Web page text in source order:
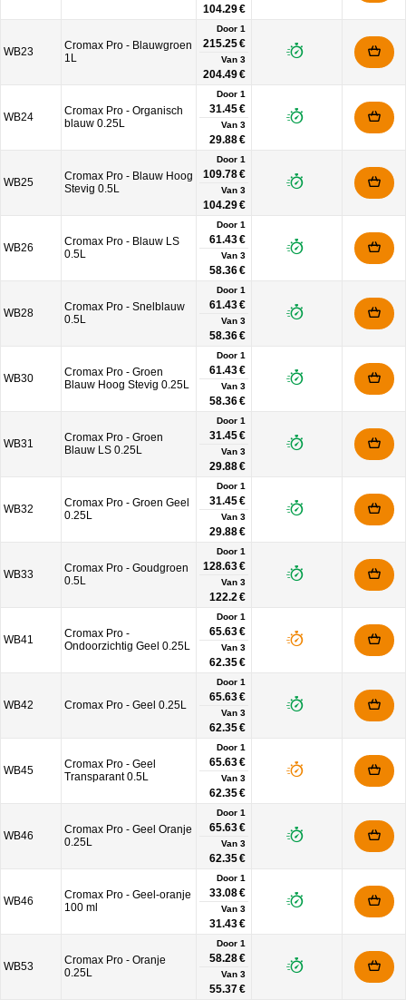
104.29 €
WB23
Cromax Pro - Blauwgroen
1L
Door 1
215.25 €
Van 3
204.49 €
WB24
Cromax Pro - Organisch
blauw 0.25L
Door 1
31.45 €
Van 3
29.88 €
WB25
Cromax Pro - Blauw Hoog
Stevig 0.5L
Door 1
109.78 €
Van 3
104.29 €
WB26
Cromax Pro - Blauw LS
0.5L
Door 1
61.43 €
Van 3
58.36 €
WB28
Cromax Pro - Snelblauw
0.5L
Door 1
61.43 €
Van 3
58.36 €
WB30
Cromax Pro - Groen
Blauw Hoog Stevig 0.25L
Door 1
61.43 €
Van 3
58.36 €
WB31
Cromax Pro - Groen
Blauw LS 0.25L
Door 1
31.45 €
Van 3
29.88 €
WB32
Cromax Pro - Groen Geel
0.25L
Door 1
31.45 €
Van 3
29.88 €
WB33
Cromax Pro - Goudgroen
0.5L
Door 1
128.63 €
Van 3
122.2 €
WB41
Cromax Pro -
Ondoorzichtig Geel 0.25L
Door 1
65.63 €
Van 3
62.35 €
WB42 Cromax Pro - Geel 0.25L
Door 1
65.63 €
Van 3
62.35 €
WB45
Cromax Pro - Geel
Transparant 0.5L
Door 1
65.63 €
Van 3
62.35 €
WB46
Cromax Pro - Geel Oranje
0.25L
Door 1
65.63 €
Van 3
62.35 €
WB46
Cromax Pro - Geel-oranje
100 ml
Door 1
33.08 €
Van 3
31.43 €
WB53
Cromax Pro - Oranje
0.25L
Door 1
58.28 €
Van 3
55.37 €